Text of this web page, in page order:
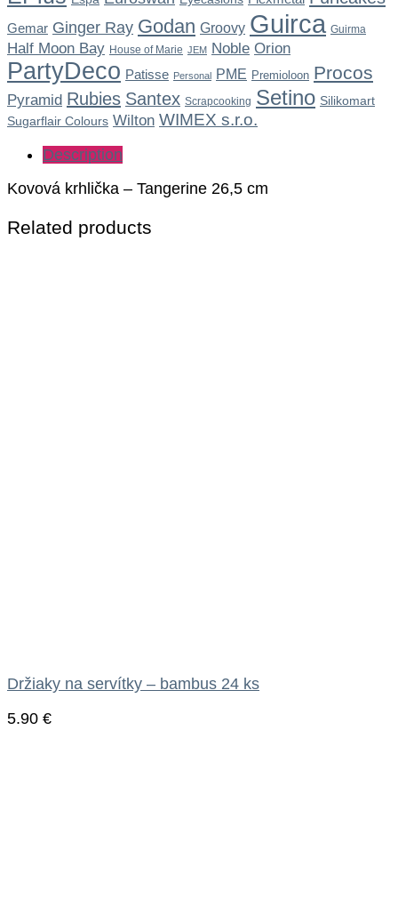
Gemar Ginger Ray Godan Groovy Guirca Guirma
Half Moon Bay House of Marie JEM Noble Orion
PartyDeco Patisse Personal PME Premioloon Procos
Pyramid Rubies Santex Scrapcooking Setino Silikomart
Sugarflair Colours Wilton WIMEX s.r.o.
Description
Kovová krhlička – Tangerine 26,5 cm
Related products
Držiaky na servítky – bambus 24 ks
5.90 €